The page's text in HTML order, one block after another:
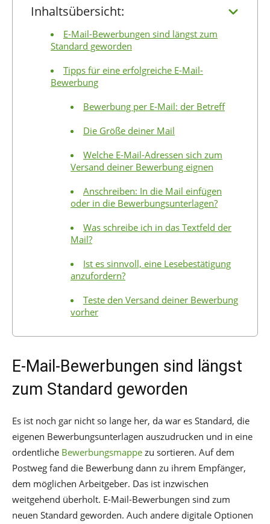
Inhaltsübersicht:
E-Mail-Bewerbungen sind längst zum
Standard geworden
Tipps für eine erfolgreiche E-Mail-
Bewerbung
Bewerbung per E-Mail: der Betreff
Die Größe deiner Mail
Welche E-Mail-Adressen sich zum
Versand deiner Bewerbung eignen
Anschreiben: In die Mail einfügen
oder in die Bewerbungsunterlagen?
Was schreibe ich in das Textfeld der
Mail?
Ist es sinnvoll, eine Lesebestätigung
anzufordern?
Teste den Versand deiner Bewerbung
vorher
E-Mail-Bewerbungen sind längst
zum Standard geworden
Es ist noch gar nicht so lange her, da war es Standard, die
eigenen Bewerbungsunterlagen auszudrucken und in eine
ordentliche Bewerbungsmappe zu sortieren. Auf dem
Postweg fand die Bewerbung dann zu ihrem Empfänger,
dem möglichen Arbeitgeber. Das ist inzwischen
weitgehend überholt. E-Mail-Bewerbungen sind zum
neuen Standard geworden. Auch andere digitale Optionen